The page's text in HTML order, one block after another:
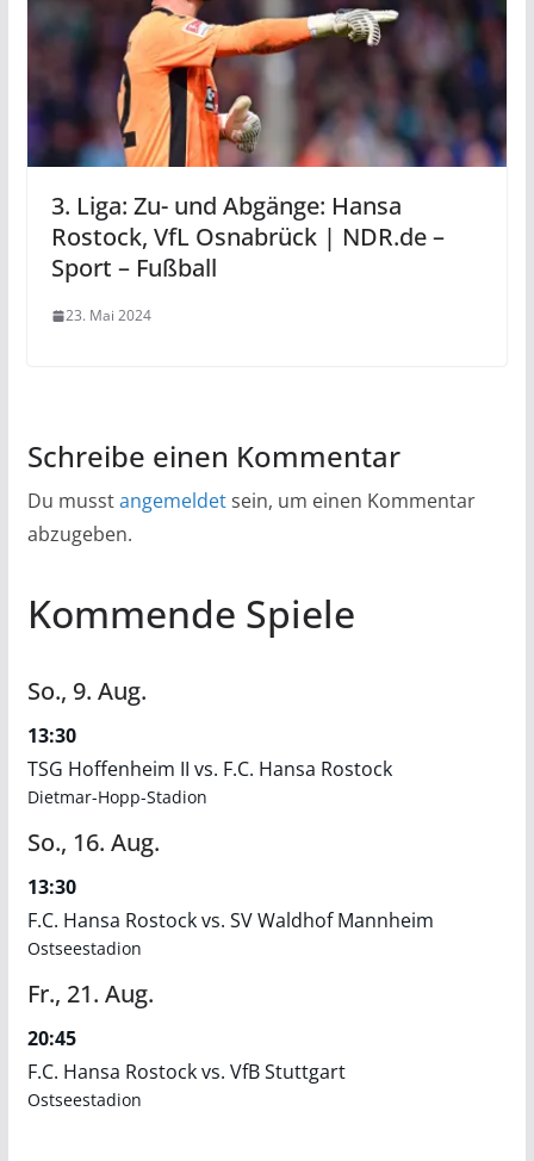
3. Liga: Zu- und Abgänge: Hansa
Rostock, VfL Osnabrück | NDR.de –
Sport – Fußball
23. Mai 2024
Schreibe einen Kommentar
Du musstangemeldetsein, um einen Kommentar
abzugeben.
Kommende Spiele
So., 9. Aug.
13:30
TSG Hoffenheim II vs. F.C. Hansa Rostock
Dietmar-Hopp-Stadion
So., 16. Aug.
13:30
F.C. Hansa Rostock vs. SV Waldhof Mannheim
Ostseestadion
Fr., 21. Aug.
20:45
F.C. Hansa Rostock vs. VfB Stuttgart
Ostseestadion